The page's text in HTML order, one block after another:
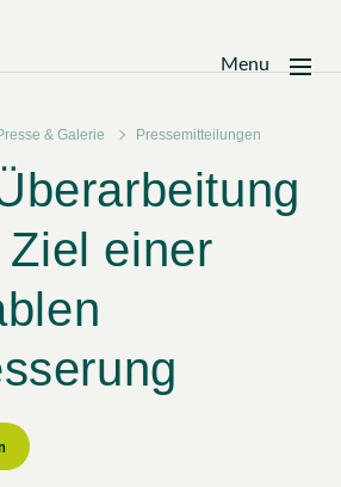
Menu
& Galerie Pressemitteilungen
einer